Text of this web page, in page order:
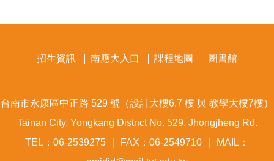
招生資訊 南應大入口 課程地圖 圖書館
台南市永康區中正路 529 號（設計大樓6.7 樓 與 教學大樓7樓）
Tainan City, Yongkang District No. 529, Jhongjheng Rd.
TEL：06-2539275 ｜ FAX：06-2549710 ｜ MAIL：